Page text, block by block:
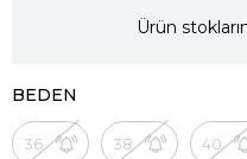
Ürün
BEDEN
36 38 40